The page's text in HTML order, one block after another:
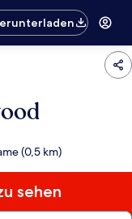
(0,5 km)
sehen